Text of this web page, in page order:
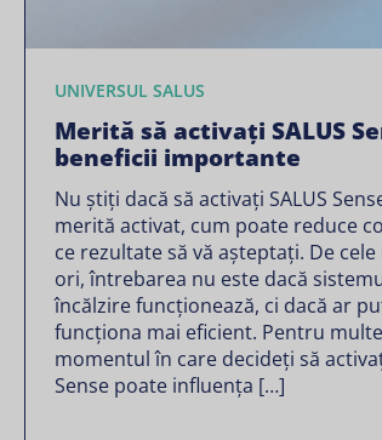
UNIVERSUL SALUS
Merită să activați SALUS
beneficii importante
Nu știți dacă să activați SALUS
merită activat, cum poate reduce
ce rezultate să vă așteptați. De
ori, întrebarea nu este dacă
încălzire funcționează, ci dacă ar
funcționa mai eficient. Pentru
momentul în care decideți să
Sense poate influența […]